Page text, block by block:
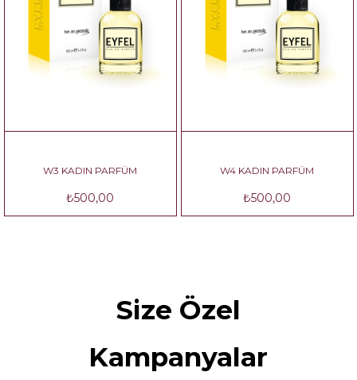
W3 KADIN PARFÜM
₺500,00
W4 KADIN PARFÜM
₺500,00
Size Özel
Kampanyalar